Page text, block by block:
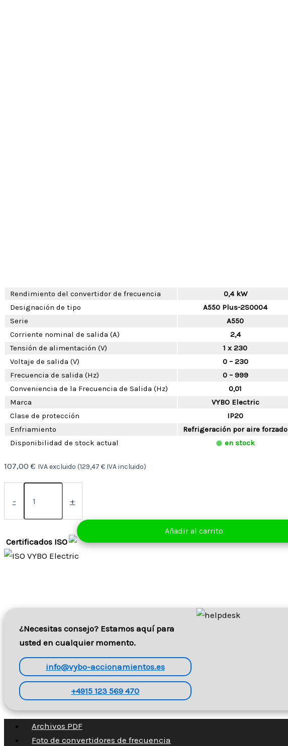
Rendimiento del convertidor de frecuencia
0,4 kW
Designación de tipo
A550 Plus-2S0004
Serie
A550
Corriente nominal de salida (A)
2,4
Tensión de alimentación (V)
1 x 230
Voltaje de salida (V)
0 – 230
Frecuencia de salida (Hz)
0 – 999
Conveniencia de la Frecuencia de Salida (Hz)
0,01
Marca
VYBO Electric
Clase de protección
IP20
Enfriamiento
Refrigeración por aire forzado
Disponibilidad de stock actual
en stock
107,00 € IVA excluido (129,47 € IVA incluido)
-
Convertidor
frecuencia
0,4
230V
(A550
Plus-
+
Añadir al carrito
Certificados ISO
¿Necesitas consejo? Estamos aquí para
usted en cualquier momento.
info@vybo-accionamientos.es
+4915 123 569 470
Archivos PDF
Foto de convertidores de frecuencia